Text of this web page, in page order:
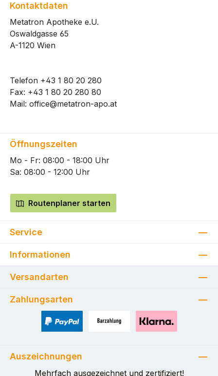
Kontaktdaten
Metatron Apotheke e.U.
Oswaldgasse 65
A-1120 Wien
Telefon +43 1 80 20 280
Fax: +43 1 80 20 280 80
Mail: office@metatron-apo.at
Öffnungszeiten
Mo - Fr: 08:00 - 18:00 Uhr
Sa: 08:00 - 12:00 Uhr
Routenplaner starten
Service
Informationen
Versandarten
Zahlungsarten
Auszeichnungen
Mehrfach ausgezeichnet und zertifiziert!